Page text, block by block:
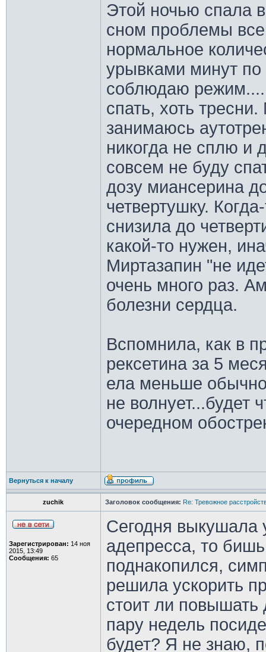
Этой ночью спала
сном проблемы
нормальное
урывками минут по
соблюдаю
спать, хоть
занимаюсь
никогда не сплю и
совсем не буду
дозу миансерина
четвертушку.
снизила до
какой-то нужен,
Миртазапин "не
очень много раз.
болезни сердца.
Вспомнила, как в
рексетина за 5
ела меньше
не волнует...будет
очередном
Вернуться к началу
zuchik Заголовок сообщения: Re: Тревожное
Зарегистрирован: 14 ноя
2015, 13:49
Сообщения: 65
Сегодня выкушала
адепресса, то
поднакопился,
решила ускорить
стоит ли
пару недель
будет? Я не знаю,